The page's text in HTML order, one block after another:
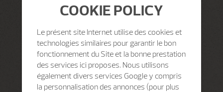
COOKIE POLICY
Le présent site Internet utilise des cookies et
technologies similaires pour garantir le bon
fonctionnement du Site et la bonne prestation
des services ici proposes. Nous utilisons
également divers services Google y compris
la personnalisation des annonces (pour plus